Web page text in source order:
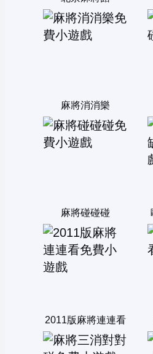
麻將消消樂
麻將碰碰碰
2011版麻將連連看